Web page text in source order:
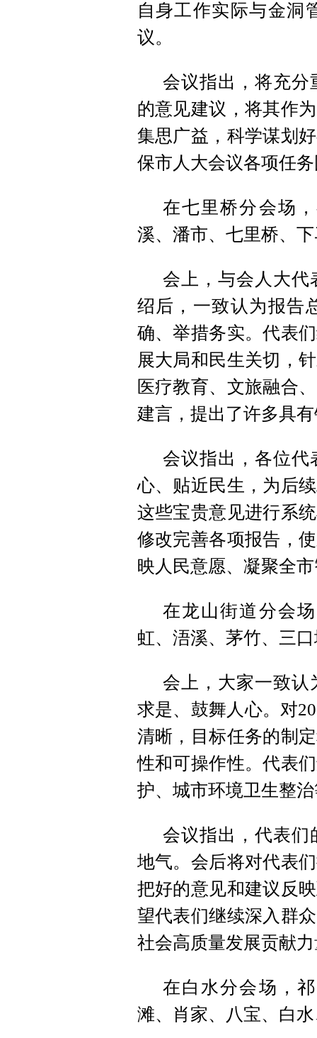
自身工作实际与金洞
议。
会议指出，将充分
的意见建议，将其作
集思广益，科学谋划
保市人大会议各项任
在七里桥分会场
溪、潘市、七里桥、
会上，与会人大代
绍后，一致认为报告
确、举措务实。代表
展大局和民生关切，
医疗教育、文旅融合
建言，提出了许多具
会议指出，各位代
心、贴近民生，为后
这些宝贵意见进行系
修改完善各项报告，
映人民意愿、凝聚全
在龙山街道分会
虹、浯溪、茅竹、三
会上，大家一致认
求是、鼓舞人心。对
清晰，目标任务的制
性和可操作性。代表
护、城市环境卫生整
会议指出，代表们
地气。会后将对代表
把好的意见和建议反
望代表们继续深入群
社会高质量发展贡献
在白水分会场，
滩、肖家、八宝、白